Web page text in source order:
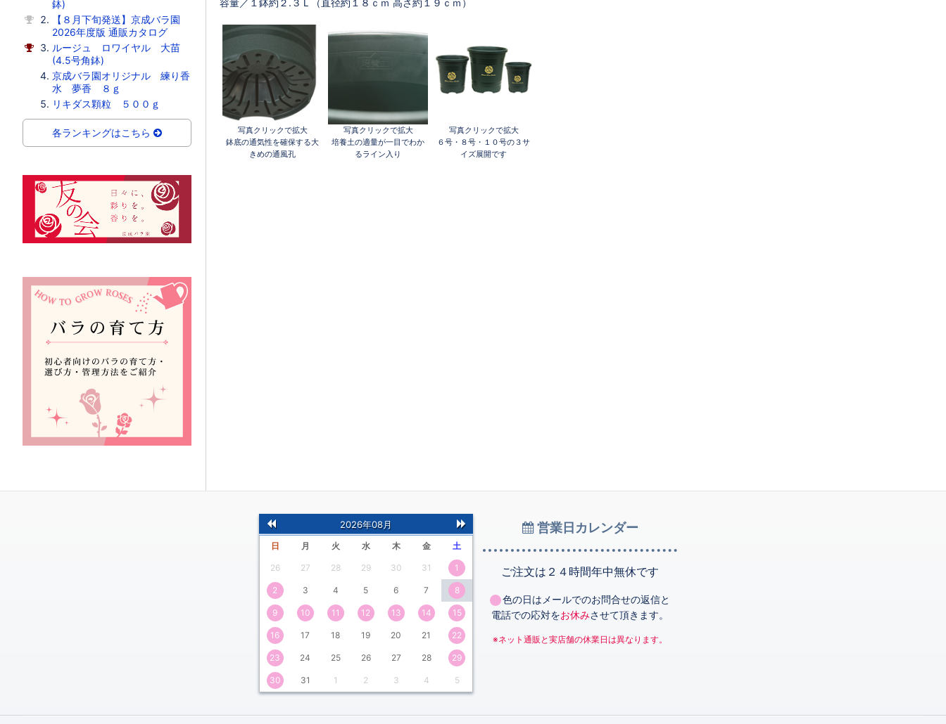
容量／１鉢約２.３Ｌ（直径約１８ｃｍ 高さ約１９ｃｍ）
写真クリックで拡大
鉢底の通気性を確保する大
きめの通風孔
写真クリックで拡大
培養土の適量が一目でわか
るライン入り
写真クリックで拡大
６号・８号・１０号の３サ
イズ展開です
鉢)
【８月下旬発送】京成バラ園
2026年度版 通販カタログ
ルージュ ロワイヤル 大苗
(4.5号角鉢)
京成バラ園オリジナル 練り香
水 夢香 ８ｇ
リキダス顆粒 ５００ｇ
各ランキングはこちら
前
の
月
次
月
2026年08月
日 月 火 水 木 金 土
26 27 28 29 30 31 1
2 3 4 5 6 7 8
9 10 11 12 13 14 15
16 17 18 19 20 21 22
23 24 25 26 27 28 29
30 31 1 2 3 4 5
営業日カレンダー
ご注文は２４時間年中無休です
色の日はメールでのお問合せの返信と
電話での応対をお休みさせて頂きます。
※ネット通販と実店舗の休業日は異なります。